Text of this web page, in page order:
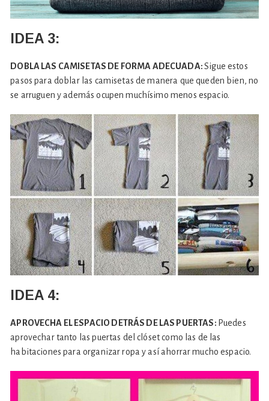
IDEA 3:
DOBLA LAS CAMISETAS DE FORMA ADECUADA:Sigue estos
pasos para doblar las camisetas de manera que queden bien, no
se arruguen y además ocupen muchísimo menos espacio.
IDEA 4:
APROVECHA EL ESPACIO DETRÁS DE LAS PUERTAS: Puedes
aprovechar tanto las puertas del clóset como las de las
habitaciones para organizar ropa y así ahorrar mucho espacio.